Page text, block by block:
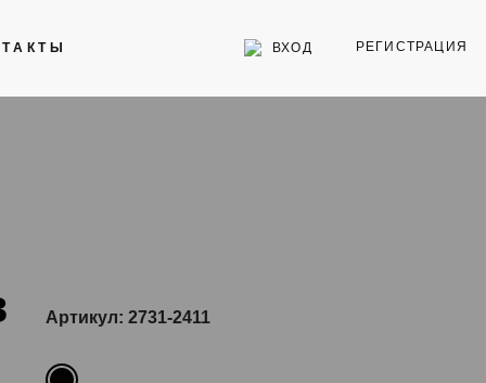
ВХОД РЕГИСТРАЦИЯ
Артикул: 2731-2411